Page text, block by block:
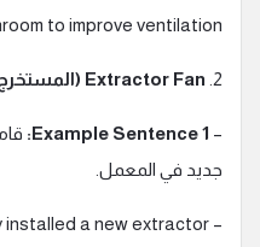
to improve ventilation.
2. Extractor Fan (المستخرج / شفاط الغازات):
–
Example Sentence 1:
جديد في المعمل.
–
installed a new extractor